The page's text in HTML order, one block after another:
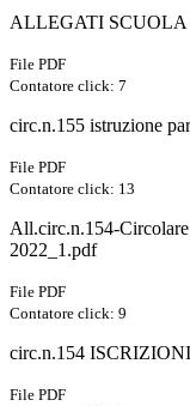
ALLEGATI
File PDF
Contatore click: 7
circ.n.155 istruzione
File PDF
Contatore click: 13
All.circ.n.154-
2022_1.pdf
File PDF
Contatore click: 9
circ.n.154
File PDF